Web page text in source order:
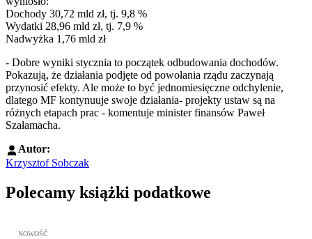
Dochody 30,72 mld zł, tj. 9,8 %
Wydatki 28,96 mld zł, tj. 7,9 %
Nadwyżka 1,76 mld zł
- Dobre wyniki stycznia to początek odbudowania dochodów.
Pokazują, że działania podjęte od powołania rządu zaczynają
przynosić efekty. Ale może to być jednomiesięczne odchylenie,
dlatego MF kontynuuje swoje działania- projekty ustaw są na
różnych etapach prac - komentuje minister finansów Paweł
Szałamacha.
Autor:
Krzysztof Sobczak
Polecamy książki podatkowe
Przejdź do: JPK_VAT krok po kroku ebook, Patrycja Kubiesa -
NOWOŚĆ